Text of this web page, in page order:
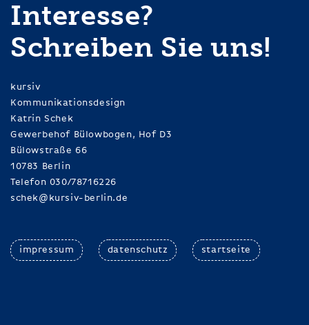
Interesse?
Schreiben Sie uns!
kursiv
Kommunikationsdesign
Katrin Schek
Gewerbehof Bülowbogen, Hof D3
Bülowstraße 66
10783 Berlin
Telefon 030/78716226
schek@kursiv-berlin.de
impressum datenschutz startseite